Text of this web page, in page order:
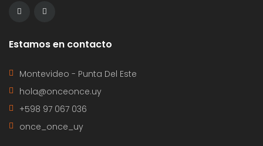
Estamos en contacto
Montevideo - Punta Del Este
hola@onceonce.uy
+598 97 067 036
once_once_uy